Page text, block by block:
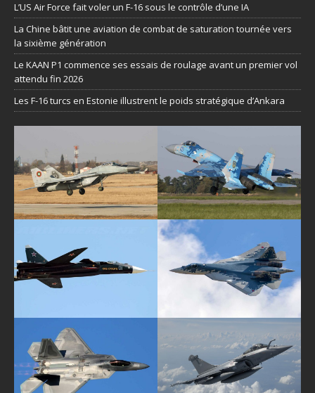
L’US Air Force fait voler un F-16 sous le contrôle d’une IA
La Chine bâtit une aviation de combat de saturation tournée vers
la sixième génération
Le KAAN P1 commence ses essais de roulage avant un premier vol
attendu fin 2026
Les F-16 turcs en Estonie illustrent le poids stratégique d’Ankara